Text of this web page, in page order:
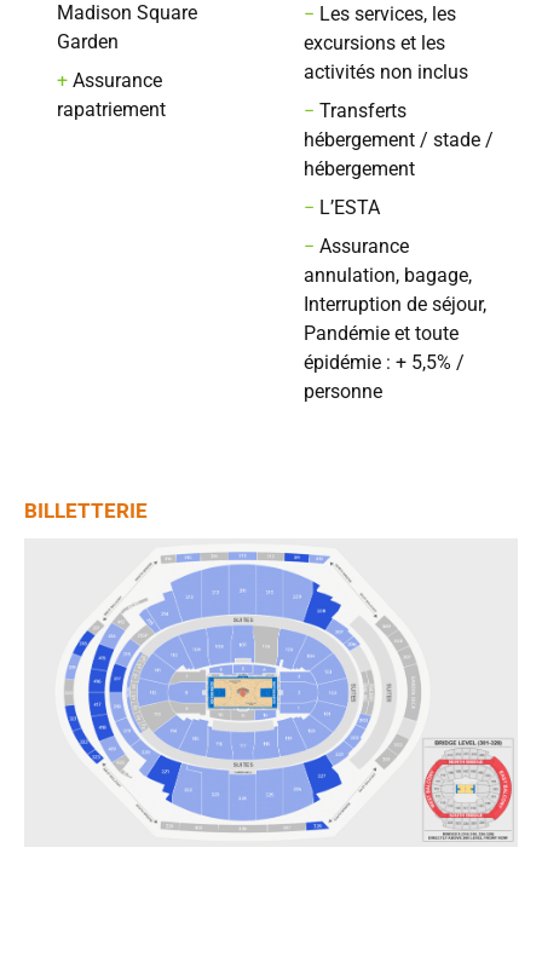
Madison Square
Garden
+ Assurance
rapatriement
− Les services, les
excursions et les
activités non inclus
−Transferts
hébergement / stade /
hébergement
− L’ESTA
−Assurance
annulation, bagage,
Interruption de séjour,
Pandémie et toute
épidémie : + 5,5% /
personne
BILLETTERIE